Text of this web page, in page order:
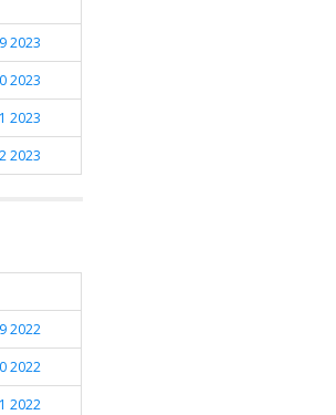
2023
2023
2023
2023
2022
2022
2022